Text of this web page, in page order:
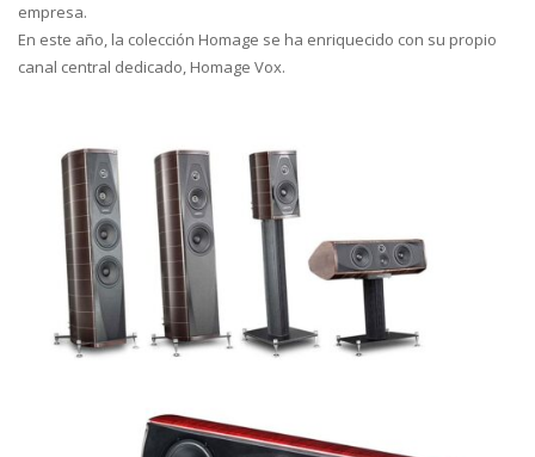
empresa.
En este año, la colección Homage se ha enriquecido con su propio
canal central dedicado, Homage Vox.